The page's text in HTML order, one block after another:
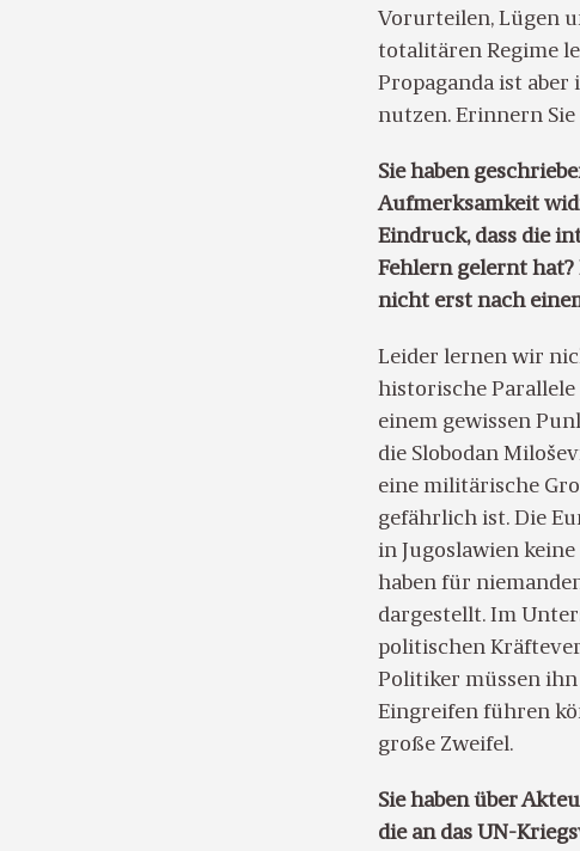
Vorurteilen, Lügen
totalitären Regime
Propaganda ist
nutzen. Erinnern Sie
Sie haben
Aufmerksamkeit
Eindruck, dass die
Fehlern gelernt hat?
nicht erst nach
Leider lernen wir
historische Parallele
einem gewissen
die Slobodan
eine militärische
gefährlich ist. Die
in Jugoslawien
haben für
dargestellt. Im
politischen
Politiker müssen
Eingreifen führen
große Zweifel.
Sie haben über
die an das UN-